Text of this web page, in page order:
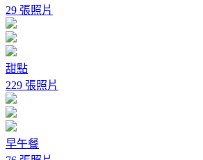
29 張照片
甜點
229 張照片
早午餐